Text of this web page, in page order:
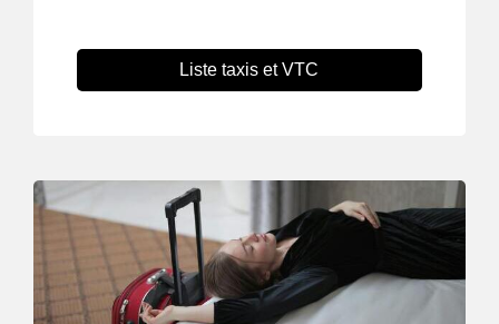
Liste taxis et VTC